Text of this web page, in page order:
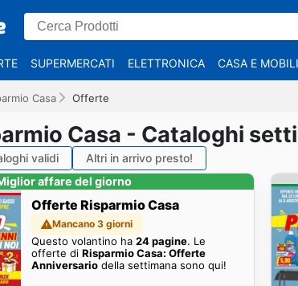
SUPERMERCATI ELETTRONICA CASA E MOBILI
Casa Offerte
Casa - Cataloghi
validi
Altri in arrivo presto!
affare del giorno
Offerte Risparmio Casa
Mancano 3 giorni
Questo volantino ha 24 pagine. Le
offerte di Risparmio Casa: Offerte
Anniversariodella settimana sono qui!